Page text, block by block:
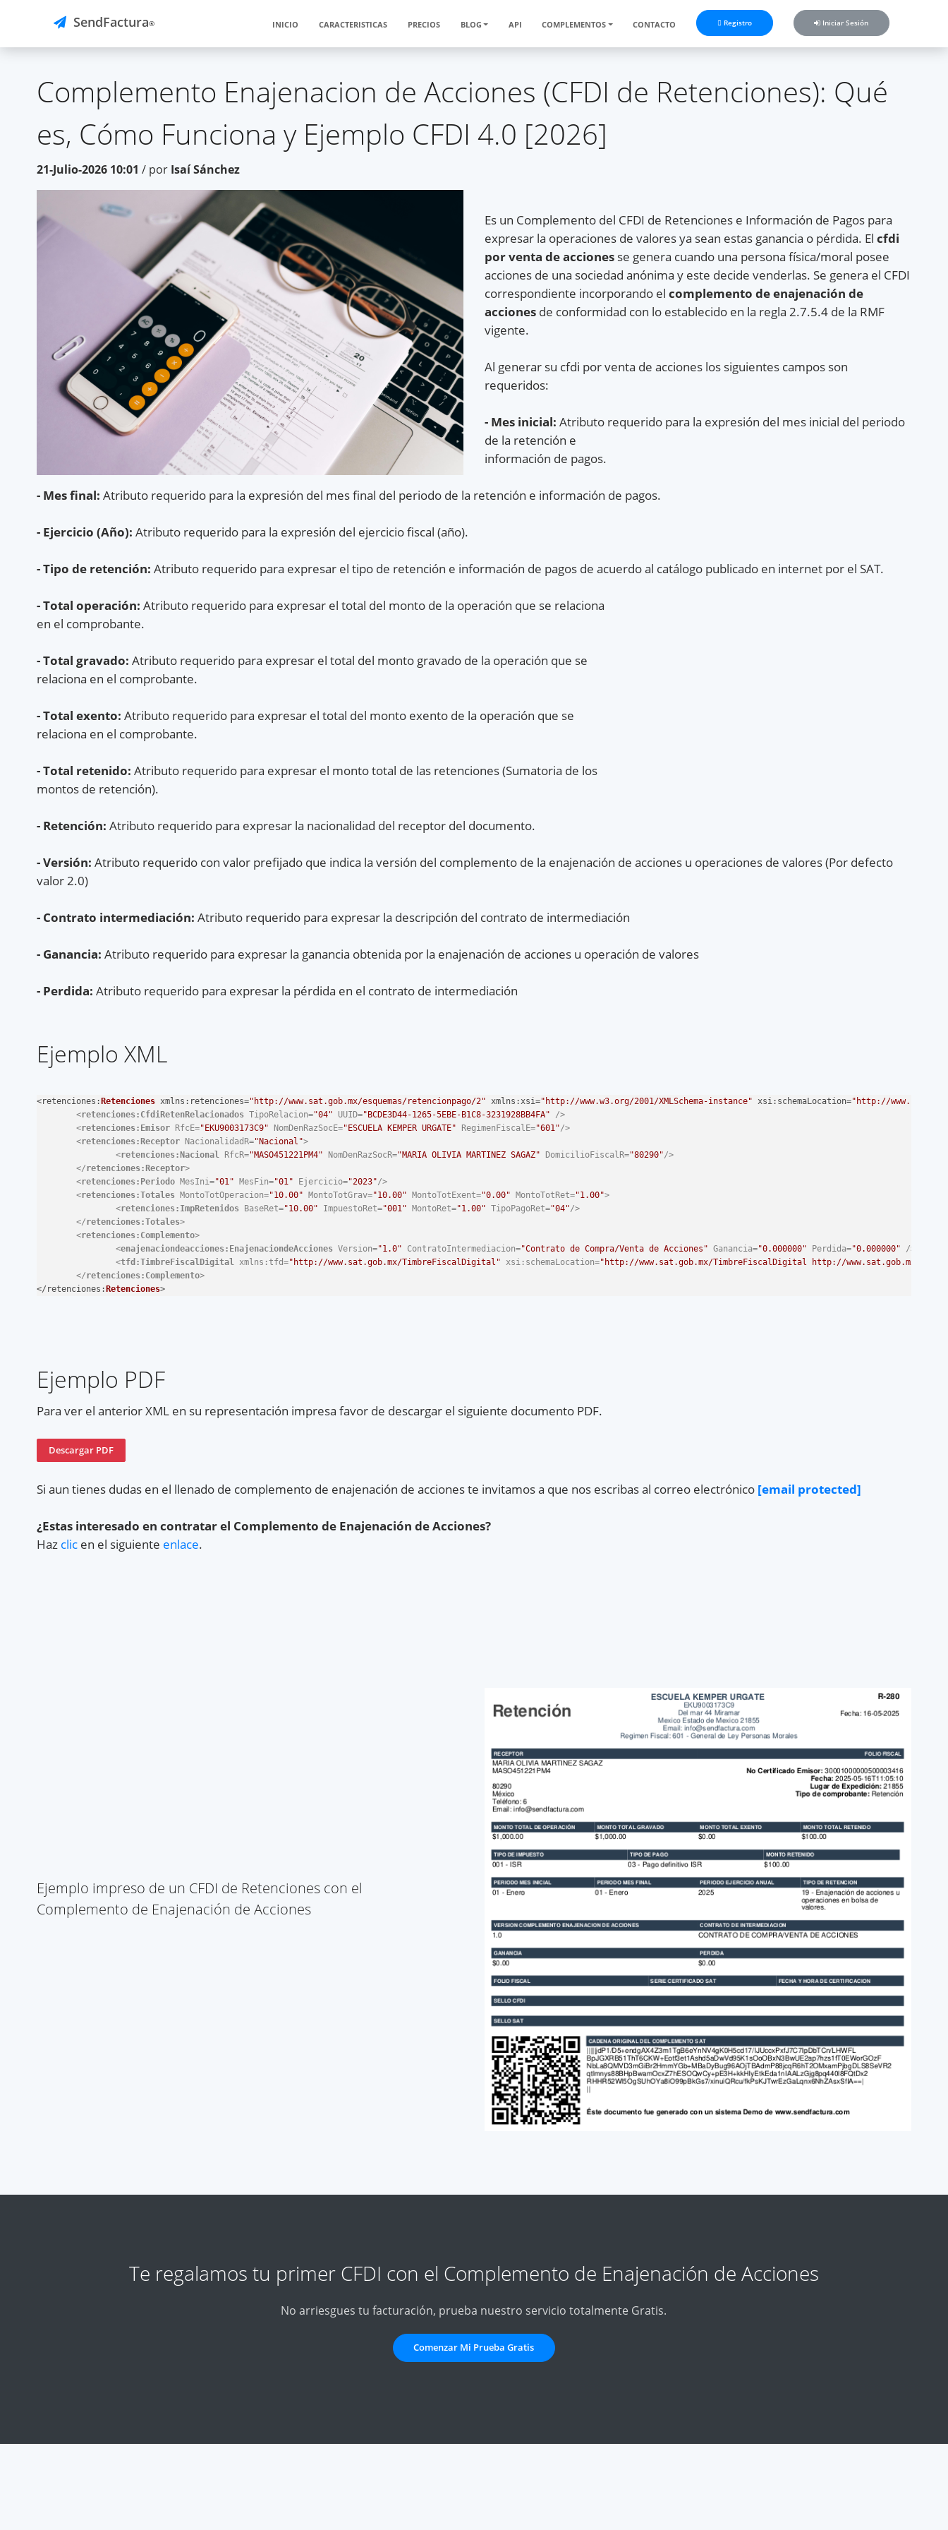
SendFactura® INICIO CARACTERISTICAS PRECIOS BLOG API COMPLEMENTOS CONTACTO Registro Iniciar Sesión
Complemento Enajenacion de Acciones (CFDI de Retenciones): Qué
es, Cómo Funciona y Ejemplo CFDI 4.0 [2026]
21-Julio-2026 10:01 / por Isaí Sánchez
Es un Complemento del CFDI de Retenciones e Información de Pagos para
expresar la operaciones de valores ya sean estas ganancia o pérdida. El cfdi
por venta de acciones se genera cuando una persona física/moral posee
acciones de una sociedad anónima y este decide venderlas. Se genera el CFDI
correspondiente incorporando el complemento de enajenación de
acciones de conformidad con lo establecido en la regla 2.7.5.4 de la RMF
vigente.
Al generar su cfdi por venta de acciones los siguientes campos son
requeridos:
- Mes inicial: Atributo requerido para la expresión del mes inicial del periodo
de la retención e
información de pagos.
- Mes final: Atributo requerido para la expresión del mes final del periodo de la retención e información de pagos.
- Ejercicio (Año): Atributo requerido para la expresión del ejercicio fiscal (año).
- Tipo de retención: Atributo requerido para expresar el tipo de retención e información de pagos de acuerdo al catálogo publicado en internet por el SAT.
- Total operación: Atributo requerido para expresar el total del monto de la operación que se relaciona
en el comprobante.
- Total gravado: Atributo requerido para expresar el total del monto gravado de la operación que se
relaciona en el comprobante.
- Total exento: Atributo requerido para expresar el total del monto exento de la operación que se
relaciona en el comprobante.
- Total retenido: Atributo requerido para expresar el monto total de las retenciones (Sumatoria de los
montos de retención).
- Retención: Atributo requerido para expresar la nacionalidad del receptor del documento.
- Versión: Atributo requerido con valor prefijado que indica la versión del complemento de la enajenación de acciones u operaciones de valores (Por defecto
valor 2.0)
- Contrato intermediación: Atributo requerido para expresar la descripción del contrato de intermediación
- Ganancia: Atributo requerido para expresar la ganancia obtenida por la enajenación de acciones u operación de valores
- Perdida: Atributo requerido para expresar la pérdida en el contrato de intermediación
Ejemplo XML
<retenciones : Retenciones xmlns :retenciones="http://www.sat.gob.mx/esquemas/retencionpago/2" xmlns :xsi="http://www.w3.org/2001/XMLSchema-instance" xsi:schemaLocation="http://
<retenciones:CfdiRetenRelacionados TipoRelacion="04" UUID="BCDE3D44-1265-5EBE-B1C8-3231928BB4FA" />
<retenciones:Emisor RfcE="EKU9003173C9" NomDenRazSocE="ESCUELA KEMPER URGATE" RegimenFiscalE="601"/>
<retenciones:Receptor NacionalidadR="Nacional">
<retenciones:Nacional RfcR="MASO451221PM4" NomDenRazSocR="MARIA OLIVIA MARTINEZ SAGAZ" DomicilioFiscalR="80290"/>
</retenciones:Receptor>
<retenciones:Periodo MesIni="01" MesFin="01" Ejercicio="2023"/>
<retenciones:Totales MontoTotOperacion="10.00" MontoTotGrav="10.00" MontoTotExent="0.00" MontoTotRet="1.00">
<retenciones:ImpRetenidos BaseRet="10.00" ImpuestoRet="001" MontoRet="1.00" TipoPagoRet="04"/>
</retenciones:Totales>
<retenciones:Complemento>
<enajenaciondeacciones:EnajenaciondeAcciones Version="1.0" ContratoIntermediacion="Contrato de Compra/Venta de Acciones" Ganancia="0.000000" Perdida="0.000000" />
<tfd:TimbreFiscalDigital xmlns:tfd="http://www.sat.gob.mx/TimbreFiscalDigital" xsi:schemaLocation="http://www.sat.gob.mx/TimbreFiscalDigital http://www.sat.gob.mx/
</retenciones:Complemento>
</ retenciones : Retenciones>
Ejemplo PDF
Para ver el anterior XML en su representación impresa favor de descargar el siguiente documento PDF.
Descargar PDF
Si aun tienes dudas en el llenado de complemento de enajenación de acciones te invitamos a que nos escribas al correo electrónico [email protected]
¿Estas interesado en contratar el Complemento de Enajenación de Acciones?
Haz clic en el siguiente enlace.
Ejemplo impreso de un CFDI de Retenciones con el
Complemento de Enajenación de Acciones
Te regalamos tu primer CFDI con el Complemento de Enajenación de Acciones
No arriesgues tu facturación, prueba nuestro servicio totalmente Gratis.
Comenzar Mi Prueba Gratis